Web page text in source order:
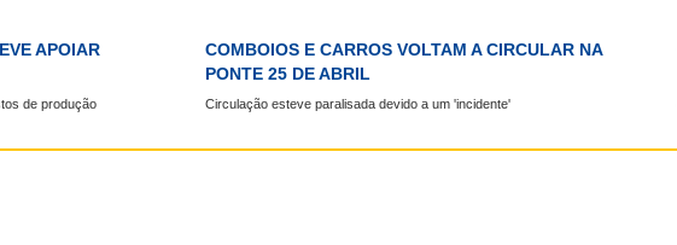
APOIAR
de produção
COMBOIOS E CARROS VOLTAM A CIRCULAR NA
PONTE 25 DE ABRIL
Circulação esteve paralisada devido a um 'incidente'